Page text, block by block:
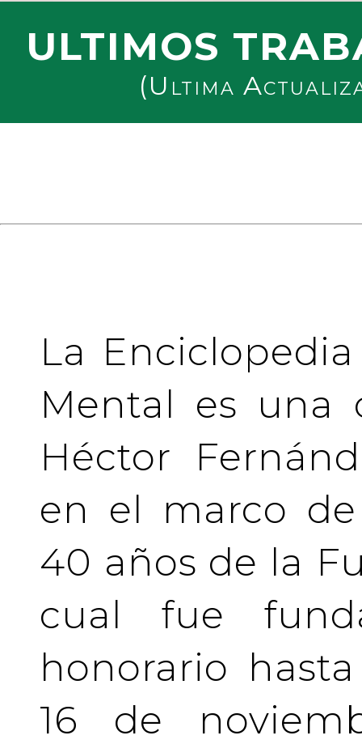
ULTIMOS
(Ultima
La
Mental es una
Héctor
en el marco
40 años de la
cual fue
honorario
16 de